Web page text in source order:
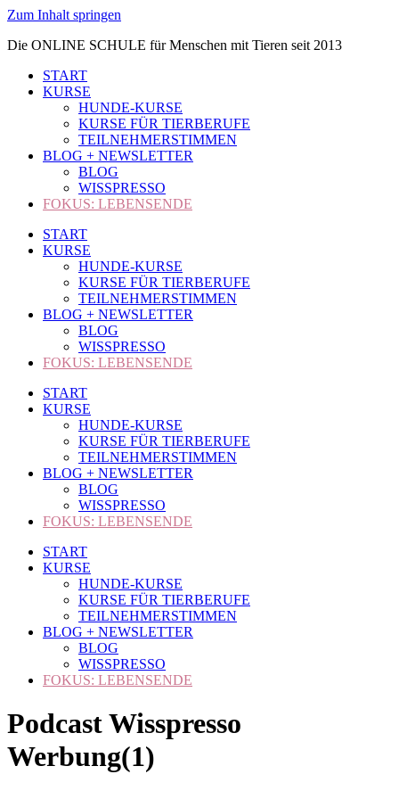
Zum Inhalt springen
Die ONLINE SCHULE für Menschen mit Tieren seit 2013
START
KURSE
HUNDE-KURSE
KURSE FÜR TIERBERUFE
TEILNEHMERSTIMMEN
BLOG + NEWSLETTER
BLOG
WISSPRESSO
FOKUS: LEBENSENDE
START
KURSE
HUNDE-KURSE
KURSE FÜR TIERBERUFE
TEILNEHMERSTIMMEN
BLOG + NEWSLETTER
BLOG
WISSPRESSO
FOKUS: LEBENSENDE
START
KURSE
HUNDE-KURSE
KURSE FÜR TIERBERUFE
TEILNEHMERSTIMMEN
BLOG + NEWSLETTER
BLOG
WISSPRESSO
FOKUS: LEBENSENDE
START
KURSE
HUNDE-KURSE
KURSE FÜR TIERBERUFE
TEILNEHMERSTIMMEN
BLOG + NEWSLETTER
BLOG
WISSPRESSO
FOKUS: LEBENSENDE
Podcast Wisspresso
Werbung(1)